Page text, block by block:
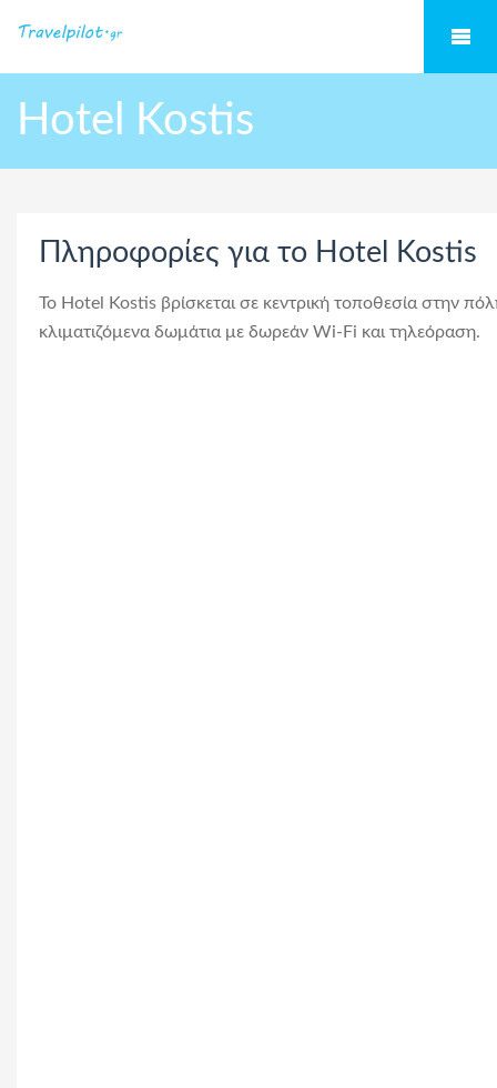
Hotel Kostis
Πληροφορίες για το Hotel Kostis
Το Hotel Kostis βρίσκεται σε κεντρική τοποθεσία στην
κλιματιζόμενα δωμάτια με δωρεάν Wi-Fi και τηλεόραση.